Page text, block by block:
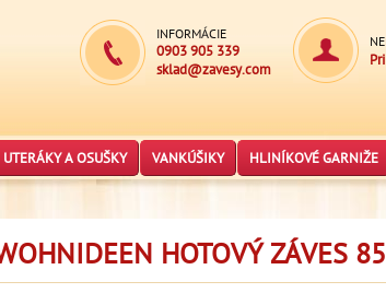
INFORMÁCIE
0903 905 339
sklad@zavesy.com
UTERÁKY A OSUŠKY VANKÚŠIKY HLINÍKOVÉ GARNIŽE
HOTOVÝ ZÁVES